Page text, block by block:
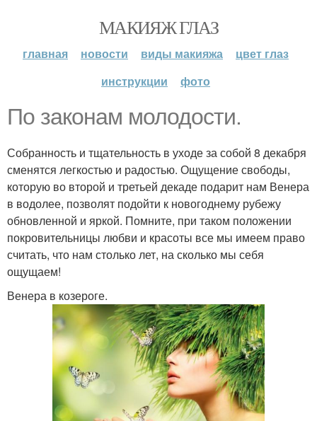
МАКИЯЖ ГЛАЗ
главная новости виды макияжа
цвет глаз
инструкции
фото
По законам молодости.
Собранность и тщательность в уходе за собой 8 декабря
сменятся легкостью и радостью. Ощущение свободы,
которую во второй и третьей декаде подарит нам Венера
в водолее, позволят подойти к новогоднему рубежу
обновленной и яркой. Помните, при таком положении
покровительницы любви и красоты все мы имеем право
считать, что нам столько лет, на сколько мы себя
ощущаем!
Венера в козероге.